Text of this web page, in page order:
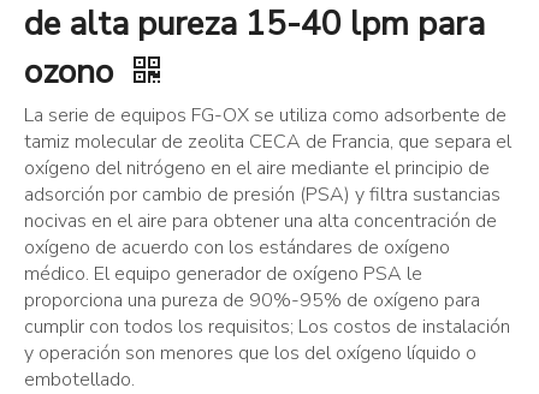
de alta pureza 15-40 lpm para
ozono
La serie de equipos FG-OX se utiliza como adsorbente de
tamiz molecular de zeolita CECA de Francia, que separa el
oxígeno del nitrógeno en el aire mediante el principio de
adsorción por cambio de presión (PSA) y filtra sustancias
nocivas en el aire para obtener una alta concentración de
oxígeno de acuerdo con los estándares de oxígeno
médico. El equipo generador de oxígeno PSA le
proporciona una pureza de 90%-95% de oxígeno para
cumplir con todos los requisitos; Los costos de instalación
y operación son menores que los del oxígeno líquido o
embotellado.